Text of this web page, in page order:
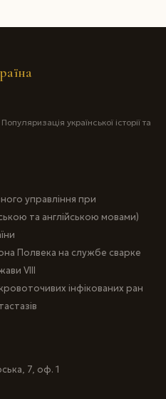
української історії та
управління при
та англійською мовами)
Полвека на службе сварке
VIII
інфікованих ран
7, оф. 1